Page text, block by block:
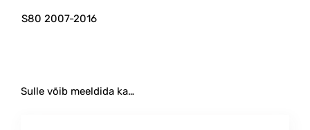
S80 2007-2016
Sulle võib meeldida ka…